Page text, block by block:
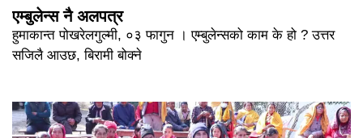
एम्बुलेन्स नै अलपत्र
हुमाकान्त पोखरेलगुल्मी, ०३ फागुन । एम्बुलेन्सको काम के हो ? उत्तर
सजिलै आउछ, बिरामी बोक्ने